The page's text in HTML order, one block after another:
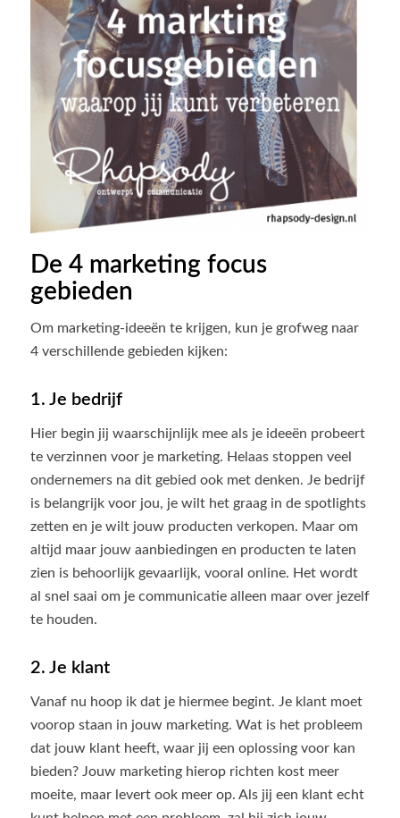
De 4 marketing focus
gebieden
Om marketing-ideeën te krijgen, kun je grofweg naar
4 verschillende gebieden kijken:
1. Je bedrijf
Hier begin jij waarschijnlijk mee als je ideeën probeert
te verzinnen voor je marketing. Helaas stoppen veel
ondernemers na dit gebied ook met denken. Je bedrijf
is belangrijk voor jou, je wilt het graag in de spotlights
zetten en je wilt jouw producten verkopen. Maar om
altijd maar jouw aanbiedingen en producten te laten
zien is behoorlijk gevaarlijk, vooral online. Het wordt
al snel saai om je communicatie alleen maar over jezelf
te houden.
2. Je klant
Vanaf nu hoop ik dat je hiermee begint. Je klant moet
voorop staan in jouw marketing. Wat is het probleem
dat jouw klant heeft, waar jij een oplossing voor kan
bieden? Jouw marketing hierop richten kost meer
moeite, maar levert ook meer op. Als jij een klant echt